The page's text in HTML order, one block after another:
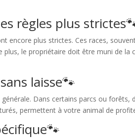
règles plus
encore plus strictes. Ces races,
le propriétaire doit être muni de la
laisse🐾​​
Dans certains parcs ou
permettent à votre animal de